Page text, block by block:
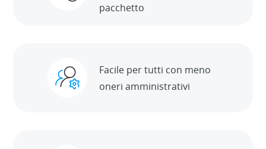
pacchetto
Facile per tutti con meno
oneri amministrativi